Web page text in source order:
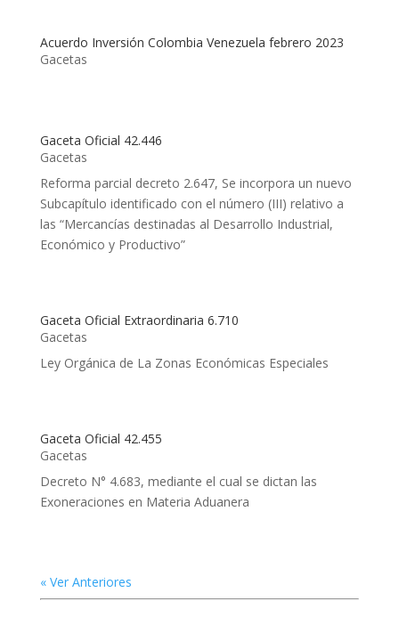
Acuerdo Inversión Colombia Venezuela febrero 2023
Gacetas
Gaceta Oficial 42.446
Gacetas
Reforma parcial decreto 2.647, Se incorpora un nuevo
Subcapítulo identificado con el número (III) relativo a
las “Mercancías destinadas al Desarrollo Industrial,
Económico y Productivo”
Gaceta Oficial Extraordinaria 6.710
Gacetas
Ley Orgánica de La Zonas Económicas Especiales
Gaceta Oficial 42.455
Gacetas
Decreto N° 4.683, mediante el cual se dictan las
Exoneraciones en Materia Aduanera
« Ver Anteriores